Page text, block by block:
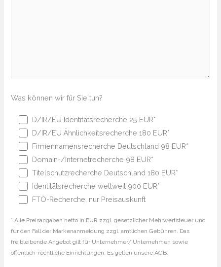
Was können wir für Sie tun?
D/IR/EU Identitätsrecherche 25 EUR*
D/IR/EU Ähnlichkeitsrecherche 180 EUR*
Firmennamensrecherche Deutschland 98 EUR*
Domain-/Internetrecherche 98 EUR*
Titelschutzrecherche Deutschland 180 EUR*
Identitätsrecherche weltweit 900 EUR*
FTO-Recherche, nur Preisauskunft
* Alle Preisangaben netto in EUR zzgl. gesetzlicher Mehrwertsteuer und
für den Fall der Markenanmeldung zzgl. amtlichen Gebühren. Das
freibleibende Angebot gilt für Unternehmer/ Unternehmen sowie
öffentlich-rechtliche Einrichtungen. Es gelten unsere AGB.